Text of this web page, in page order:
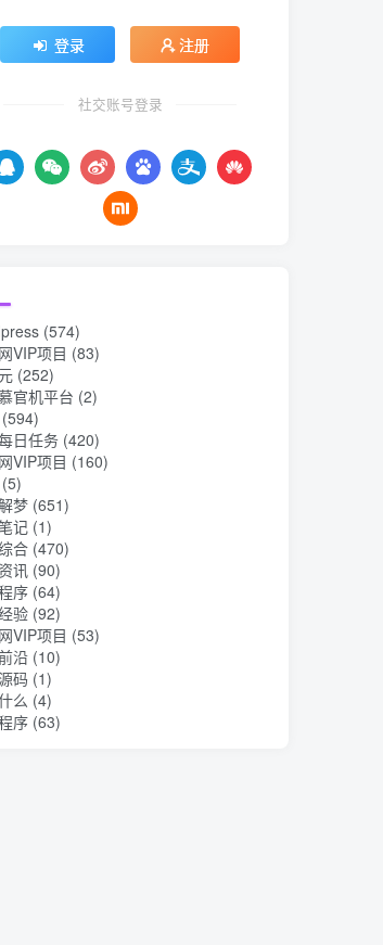
登录 注册
社交账号登录
(574)
VIP项目 (83)
(252)
官机平台 (2)
(594)
日任务 (420)
VIP项目 (160)
(5)
梦 (651)
记 (1)
合 (470)
讯 (90)
序 (64)
验 (92)
VIP项目 (53)
沿 (10)
码 (1)
么 (4)
序 (63)